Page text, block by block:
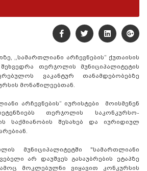
,,სამართლიანი არჩევნების“ ქუთაისის
თერჯოლის მუნიციპალიტეტის
ვაკანტურ თანამდებობებზე
მონაწილეებთან.
არჩევნების“ იურისტები მოისმენენ
თერჯოლის საკონკურსო-
საქმიანობის შესახებ და იურიდიულ
მუნიციპალიტეტში "სამართლიანი
არ დაუშვეს გასაუბრების ეტაპზე
მოკლებულნი ვიყავით კონკურსის